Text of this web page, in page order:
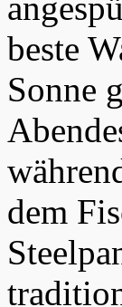
beste
Sonne
dem